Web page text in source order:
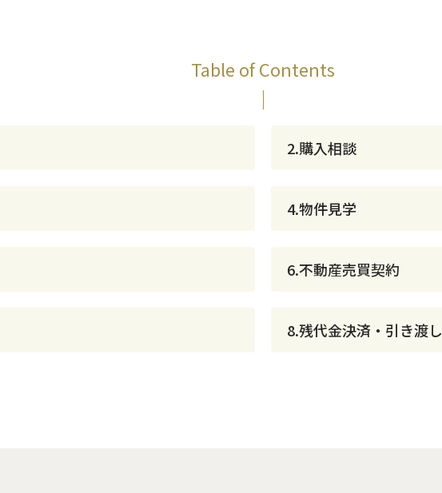
Table of Contents
2.購入相談
4.物件見学
6.不動産売買契約
8.残代金決済・引き渡し